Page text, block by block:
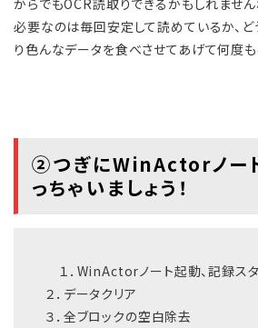
必要なのは毎回安定して読めているか、ど
り色んなデータを食べさせてあげて何度も
➁つぎにWinActorノー
っちゃいましょう！
１．WinActorノート起動、記録ス
２．データクリア
３．全ブロックの空白除去